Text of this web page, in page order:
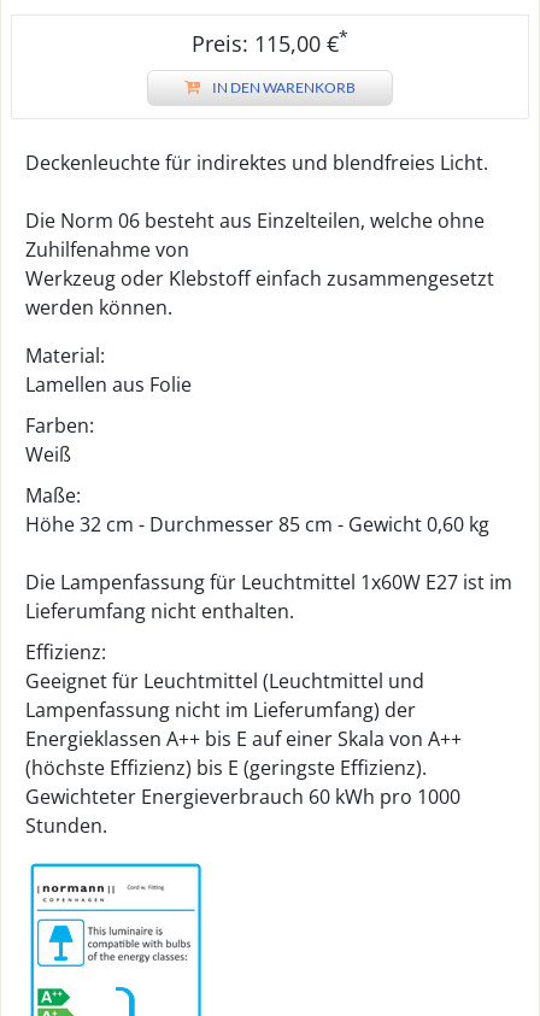
Preis: 115,00 €*
IN DEN WARENKORB
Deckenleuchte für indirektes und blendfreies Licht.
Die Norm 06 besteht aus Einzelteilen, welche ohne
Zuhilfenahme von
Werkzeug oder Klebstoff einfach zusammengesetzt
werden können.
Material:
Lamellen aus Folie
Farben:
Weiß
Maße:
Höhe 32 cm - Durchmesser 85 cm - Gewicht 0,60 kg
Die Lampenfassung für Leuchtmittel 1x60W E27 ist im
Lieferumfang nicht enthalten.
Effizienz:
Geeignet für Leuchtmittel (Leuchtmittel und
Lampenfassung nicht im Lieferumfang) der
Energieklassen A++ bis E auf einer Skala von A++
(höchste Effizienz) bis E (geringste Effizienz).
Gewichteter Energieverbrauch 60 kWh pro 1000
Stunden.